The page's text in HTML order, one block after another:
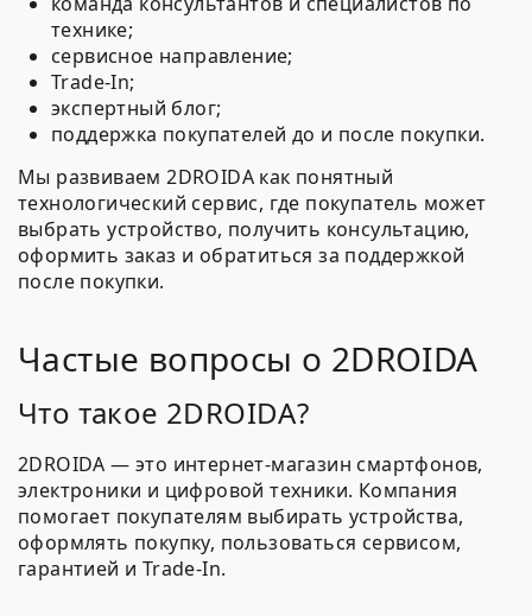
технике;
сервисное направление;
Trade-In;
экспертный блог;
поддержка покупателей до и после покупки.
Мы развиваем 2DROIDA как понятный
технологический сервис, где покупатель может
выбрать устройство, получить консультацию,
оформить заказ и обратиться за поддержкой
после покупки.
Частые вопросы о 2DROIDA
Что такое 2DROIDA?
2DROIDA — это интернет-магазин смартфонов,
электроники и цифровой техники. Компания
помогает покупателям выбирать устройства,
оформлять покупку, пользоваться сервисом,
гарантией и Trade-In.